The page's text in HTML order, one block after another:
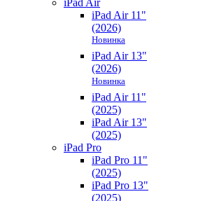
iPad Air
iPad Air 11"
(2026)
Новинка
iPad Air 13"
(2026)
Новинка
iPad Air 11"
(2025)
iPad Air 13"
(2025)
iPad Pro
iPad Pro 11"
(2025)
iPad Pro 13"
(2025)